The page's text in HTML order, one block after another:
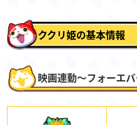
ククリ姫の基本情報
映画連動〜フォーエ